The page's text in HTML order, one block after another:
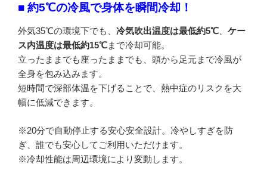
■ 約5℃の冷風で身体を瞬間冷却！
外気35℃の環境下でも、 冷気吹出温度は最低約5℃
ケー
ス内温度は最低約15℃まで冷却可能。
立ったままでも座ったままでも、頭から足元まで冷風が
全身を包み込みます。
短時間で深部体温を下げることで、熱中症のリスクを大
幅に低減できます。
※20分で自動停止する安心安全設計。冷やしすぎを防
ぎ、誰でも安心してご利用いただけます。
※冷却性能は周辺環境により変動します。